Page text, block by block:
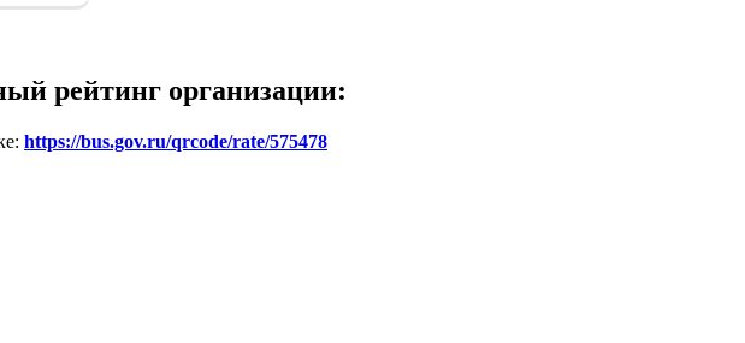
рейтинг организации:
https://bus.gov.ru/qrcode/rate/575478